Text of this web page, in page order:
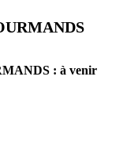
: à venir